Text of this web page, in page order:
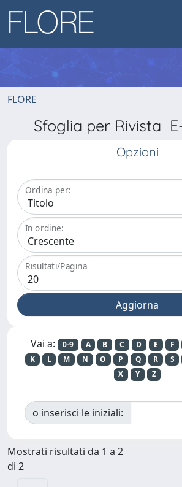
FLORE
Sfoglia per Rivista
Opzioni
Ordina per:
In ordine:
Risultati/Pagina
Vai a: 0-9 A B C D E F
K
L M N O P Q R S
X
Y Z
o inserisci le iniziali:
Mostrati risultati da 1 a 2
di 2